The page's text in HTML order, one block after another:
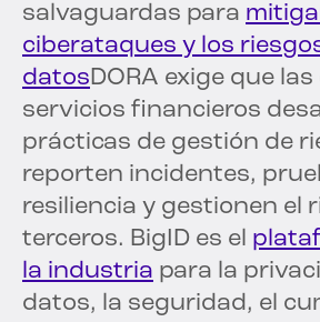
salvaguardas para
ciberataques y los
datosDORA exige que
servicios financieros
prácticas de gestión de
reporten incidentes,
resiliencia y gestionen el
terceros. BigID es el
la industria para la
datos, la seguridad, el